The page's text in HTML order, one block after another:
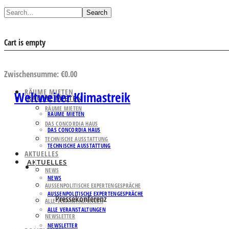
Search
Cart is empty
Zwischensumme:€0.00
RÄUME MIETEN
RÄUME MIETEN
DAS CONCORDIA HAUS
TECHNISCHE AUSSTATTUNG
AKTUELLES
NEWS
AUSSENPOLITISCHE EXPERTENGESPRÄCHE
ALLE VERANSTALTUNGEN
NEWSLETTER
RÄUME MIETEN
RÄUME MIETEN
DAS CONCORDIA HAUS
TECHNISCHE AUSSTATTUNG
AKTUELLES
NEWS
AUSSENPOLITISCHE EXPERTENGESPRÄCHE
ALLE VERANSTALTUNGEN
NEWSLETTER
Weltweiter Klimastreik
Pressekonferenz